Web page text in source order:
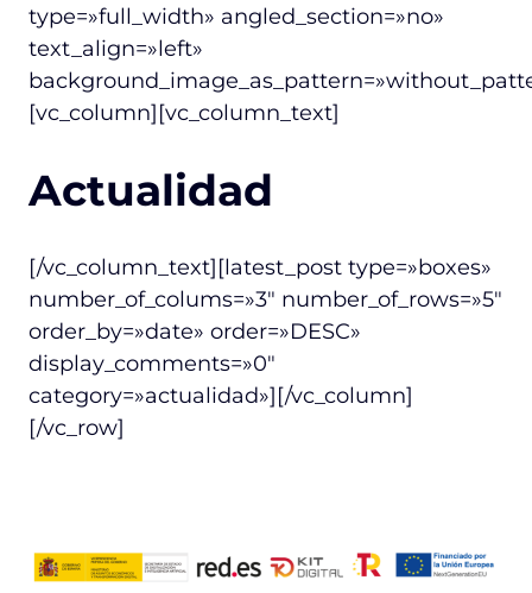
type=»full_width» angled_section=»no»
text_align=»left»
[vc_column][vc_column_text]
Actualidad
[/vc_column_text][latest_post type=»boxes»
number_of_colums=»3″ number_of_rows=»5″
order_by=»date» order=»DESC»
display_comments=»0″
category=»actualidad»][/vc_column]
[/vc_row]